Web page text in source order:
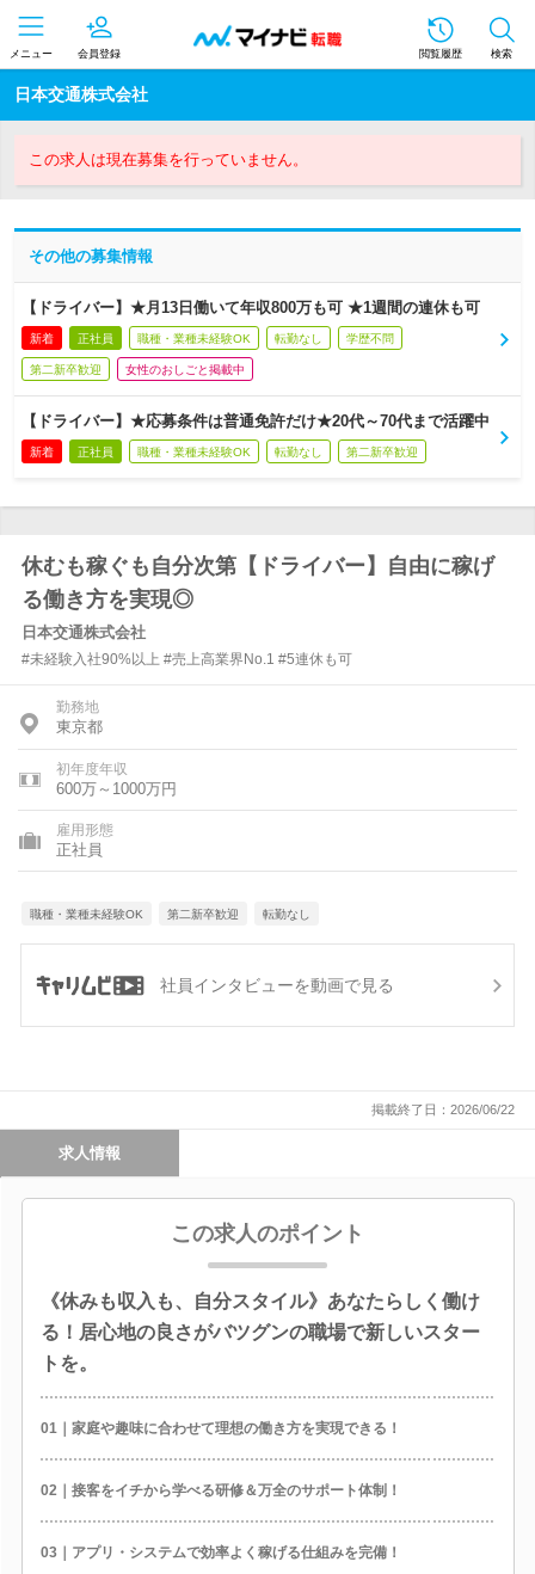
メニュー 会員登録 閲覧履歴 検索
日本交通株式会社
この求人は現在募集を行っていません。
その他の募集情報
【ドライバー】★月13日働いて年収800万も可 ★1週間の連休も可
新着 正社員 職種・業種未経験OK 転勤なし 学歴不問
第二新卒歓迎 女性のおしごと掲載中
【ドライバー】★応募条件は普通免許だけ★20代～70代まで活躍中
新着 正社員 職種・業種未経験OK 転勤なし 第二新卒歓迎
休むも稼ぐも自分次第【ドライバー】自由に稼げ
る働き方を実現◎
日本交通株式会社
#未経験入社90%以上 #売上高業界No.1 #5連休も可
勤務地
東京都
初年度年収
600万～1000万円
雇用形態
正社員
職種・業種未経験OK 第二新卒歓迎 転勤なし
社員インタビューを動画で見る
掲載終了日：2026/06/22
求人情報
この求人のポイント
《休みも収入も、自分スタイル》あなたらしく働け
る！居心地の良さがバツグンの職場で新しいスター
トを。
01｜家庭や趣味に合わせて理想の働き方を実現できる！
02｜接客をイチから学べる研修＆万全のサポート体制！
03｜アプリ・システムで効率よく稼げる仕組みを完備！